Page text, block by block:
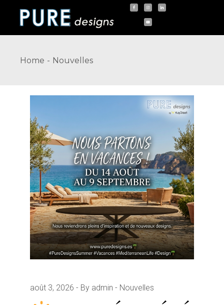
content
Home Nouvelles
août 3, 2026 By admin Nouvelles